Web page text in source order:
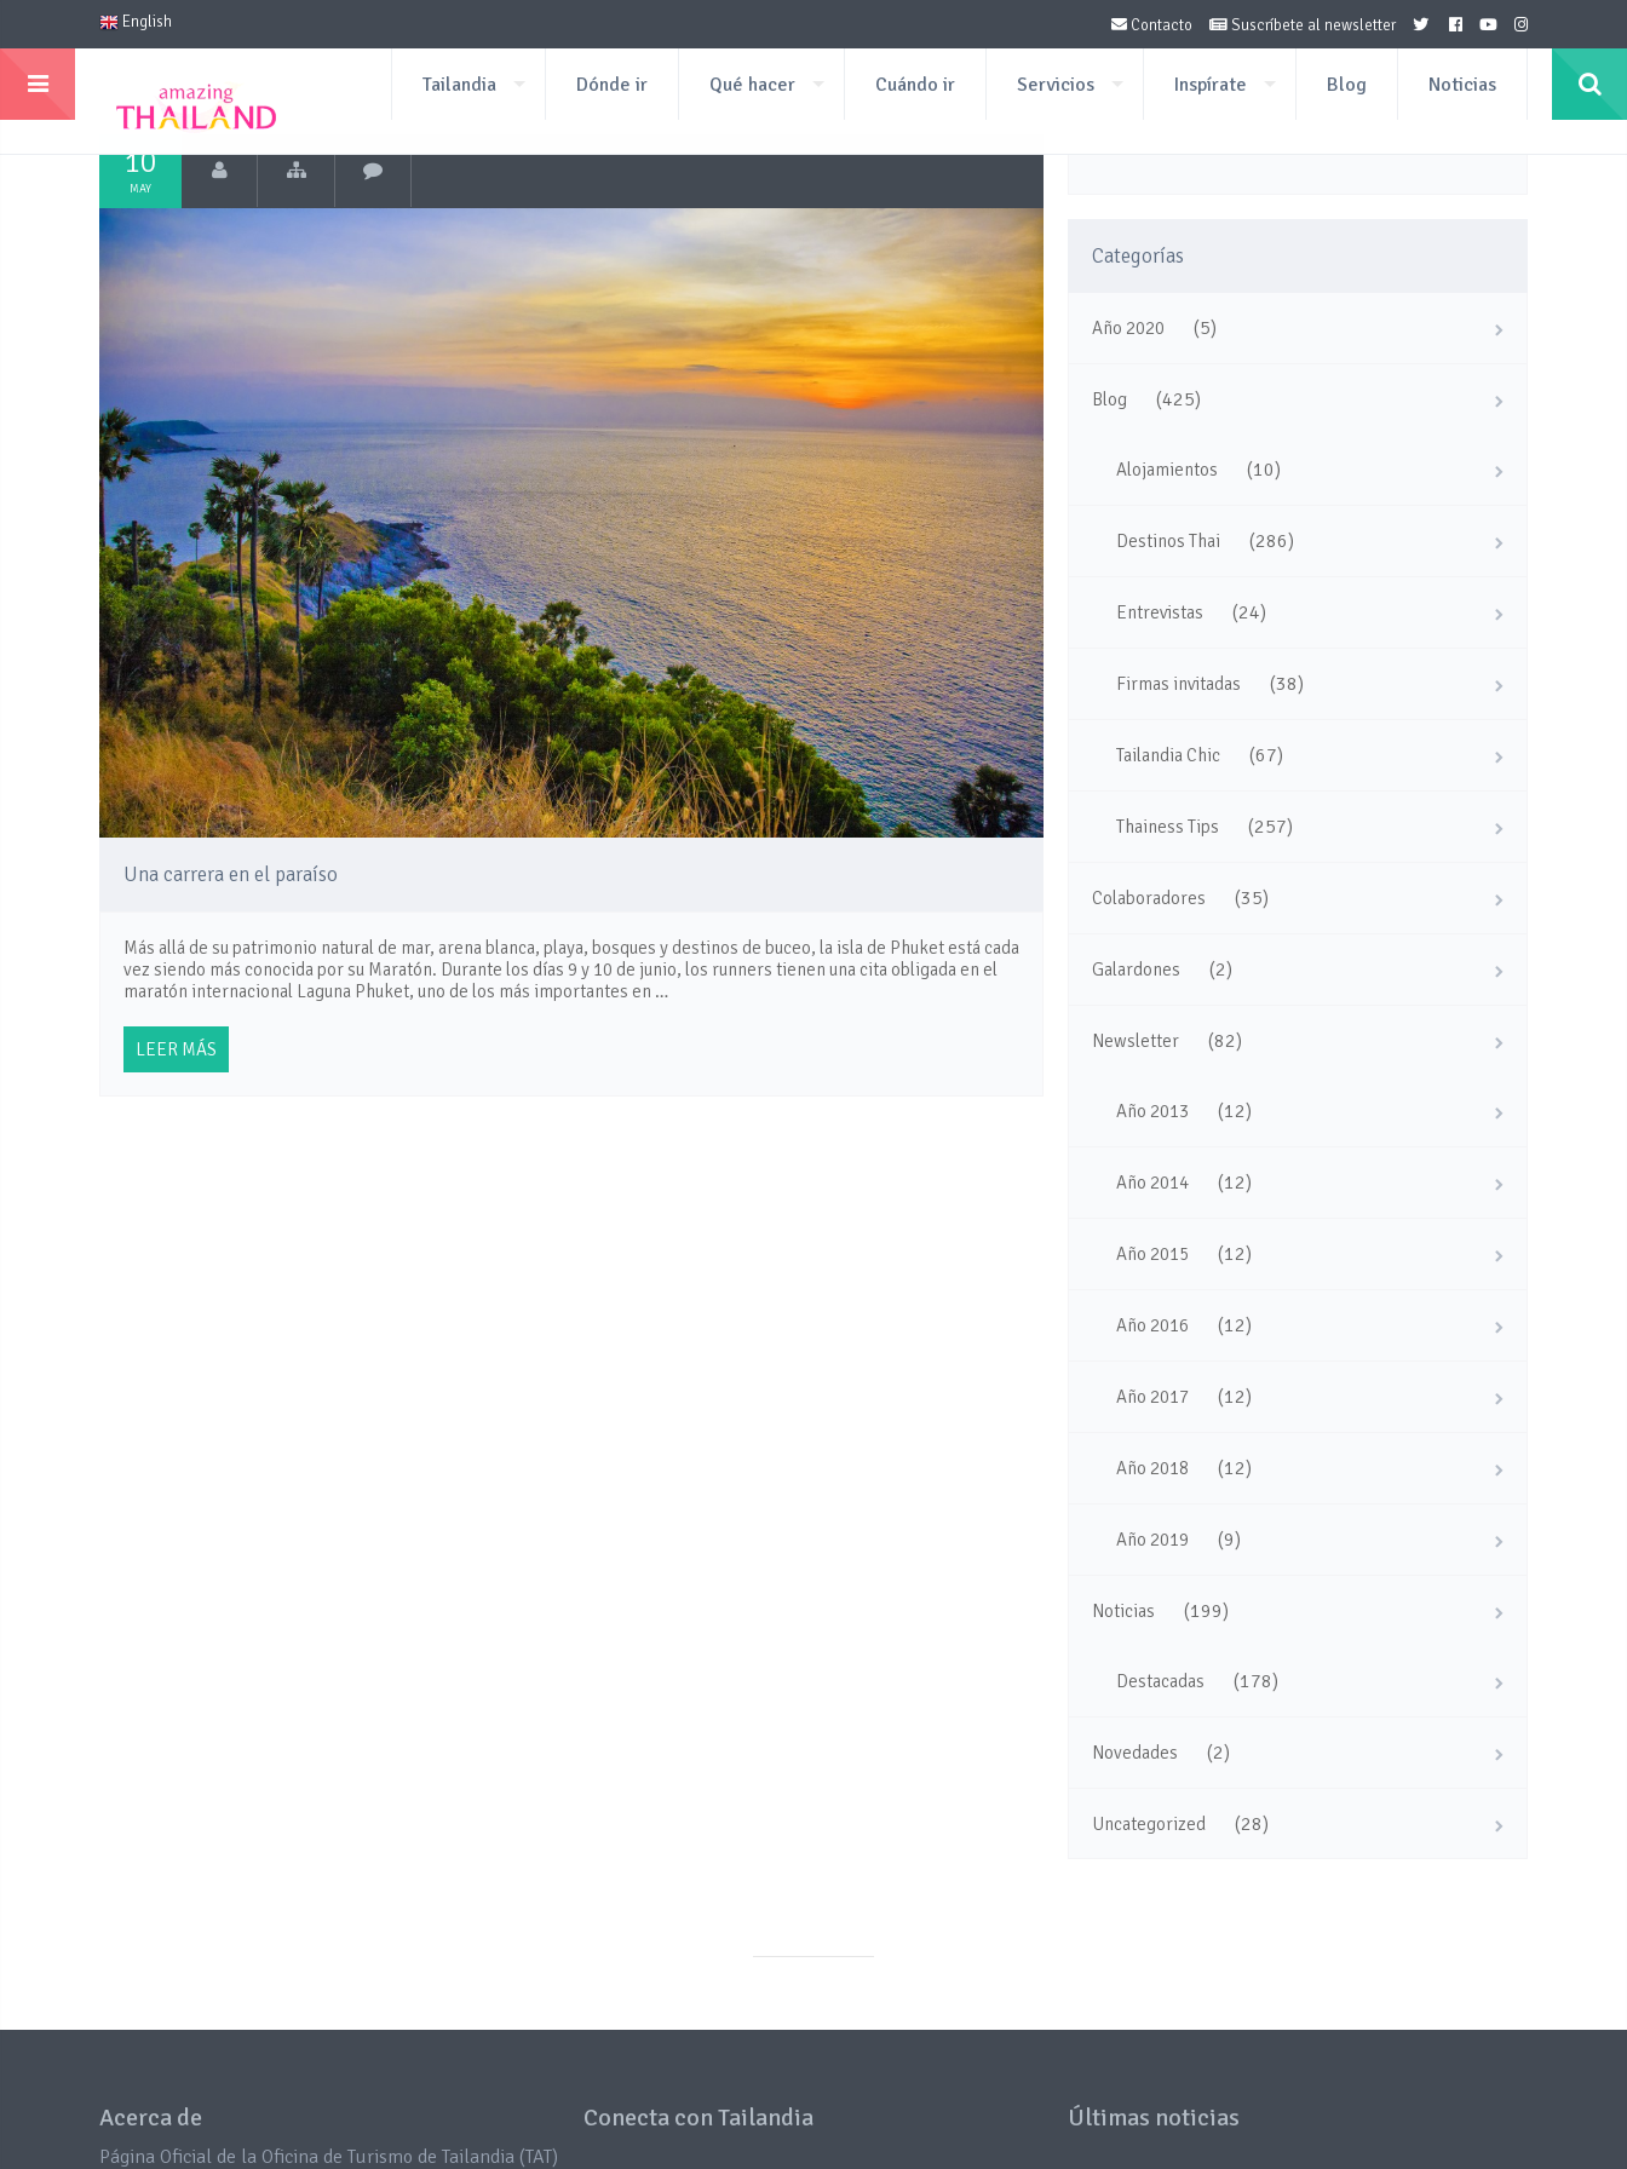
English Contacto Suscríbete al newsletter
Tailandia Dónde ir Qué hacer Cuándo ir Servicios Inspírate Blog Noticias
10
MAY
Una carrera en el paraíso
Más allá de su patrimonio natural de mar, arena blanca, playa, bosques y destinos de buceo, la isla de Phuket está cada
vez siendo más conocida por su Maratón. Durante los días 9 y 10 de junio, los runners tienen una cita obligada en el
maratón internacional Laguna Phuket, uno de los más importantes en …
LEER MÁS
Categorías
Año 2020 (5)
Blog (425)
Alojamientos (10)
Destinos Thai (286)
Entrevistas (24)
Firmas invitadas (38)
Tailandia Chic (67)
Thainess Tips (257)
Colaboradores (35)
Galardones (2)
Newsletter (82)
Año 2013 (12)
Año 2014 (12)
Año 2015 (12)
Año 2016 (12)
Año 2017 (12)
Año 2018 (12)
Año 2019 (9)
Noticias (199)
Destacadas (178)
Novedades (2)
Uncategorized (28)
Acerca de
Página Oficial de la Oficina de Turismo de Tailandia (TAT)
Conecta con Tailandia Últimas noticias